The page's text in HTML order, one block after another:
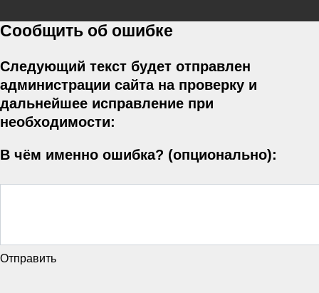
Сообщить об ошибке
Следующий текст будет отправлен
администрации сайта на проверку и
дальнейшее исправление при
необходимости:
В чём именно ошибка? (опционально):
Отправить